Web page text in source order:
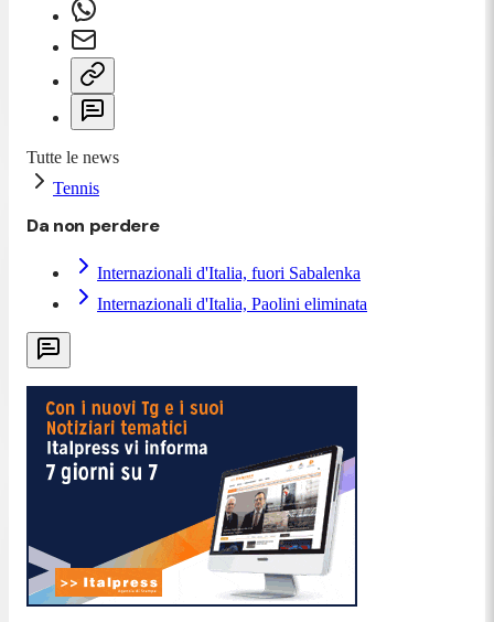
Tutte le news
Tennis
Da non perdere
Internazionali d'Italia, fuori Sabalenka
Internazionali d'Italia, Paolini eliminata